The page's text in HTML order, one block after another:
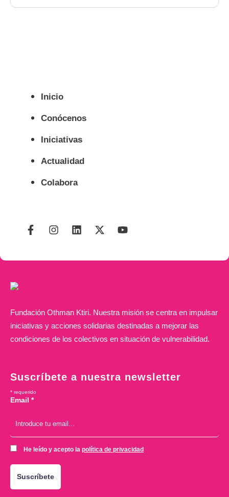
Fundación Othman Ktiri. Nuestra misión se centra en impulsar
iniciativas y acciones solidarias destinadas a mejorar las
condiciones de los colectivos en situación de vulnerabilidad.
Suscríbete a nuestra newsletter
* requerido
Email *
He leído y acepto la política de privacidad
Inicio
Conócenos
Iniciativas
Actualidad
Colabora